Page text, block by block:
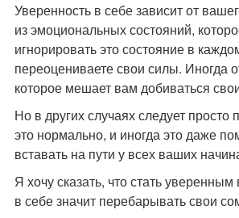
Уверенность в себе зависит от
из эмоциональных состояний,
игнорировать это состояние в
переоцениваете свои силы. Иногда
которое мешает вам добиваться
Но в других случаях следует
это нормально, и иногда это даже
вставать на пути у всех ваших
Я хочу сказать, что стать
в себе значит перебарывать свои